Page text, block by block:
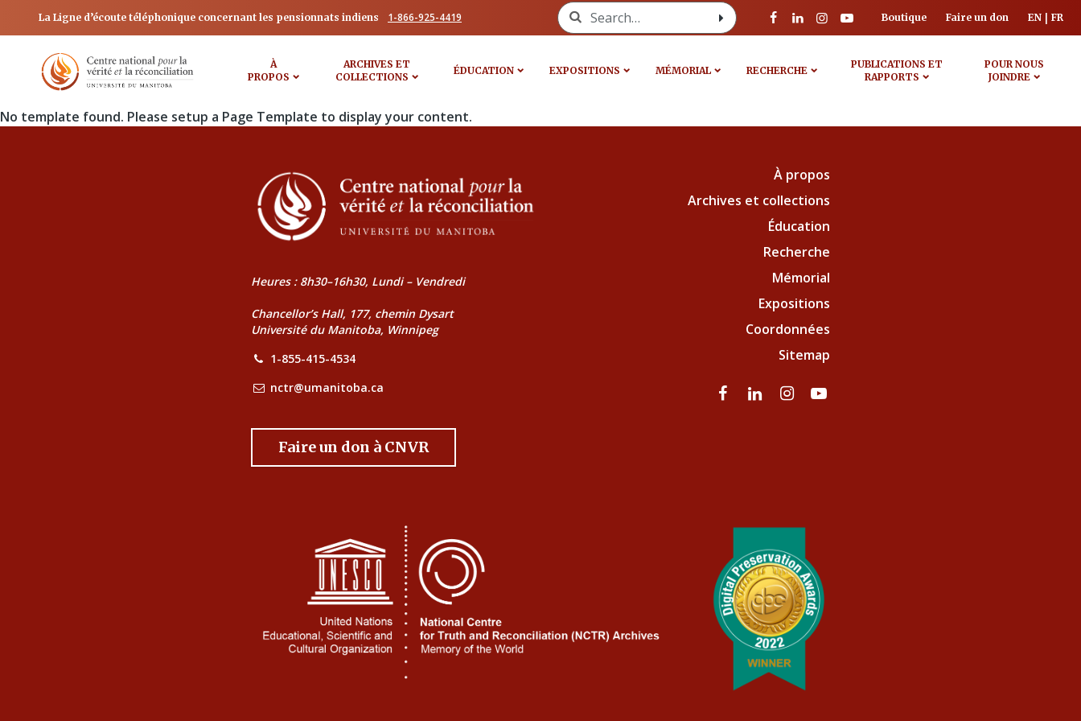
La Ligne d’écoute téléphonique concernant les pensionnats indiens 1-866-925-4419 Search for: Boutique Faire un don EN FR
À
PROPOS
ARCHIVES ET
COLLECTIONS
ÉDUCATION EXPOSITIONS MÉMORIAL RECHERCHE
PUBLICATIONS ET
RAPPORTS
POUR NOUS
JOINDRE
No template found. Please setup a Page Template to display your content.
Heures : 8h30–16h30, Lundi – Vendredi
Chancellor’s Hall, 177, chemin Dysart
Université du Manitoba, Winnipeg
1-855-415-4534
nctr@umanitoba.ca
Faire un don à CNVR
À propos
Archives et collections
Éducation
Recherche
Mémorial
Expositions
Coordonnées
Sitemap